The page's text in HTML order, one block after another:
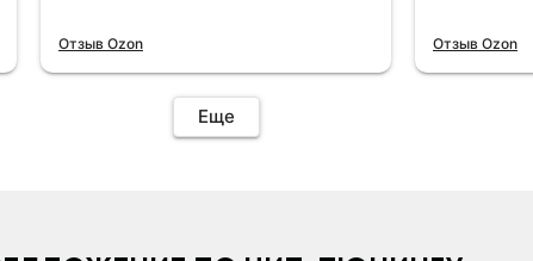
Отзыв Ozon Отзыв Ozon
Еще